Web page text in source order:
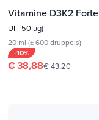
Vitamine D3K2 Forte
UI - 50 µg)
20 ml (± 600 druppels)
-10%
€ 38,88€ 43,20